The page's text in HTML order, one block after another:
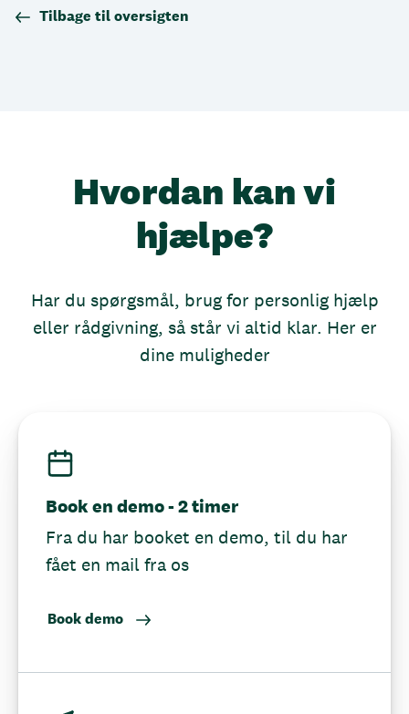
Tilbage til oversigten
Hvordan kan vi
hjælpe?
Har du spørgsmål, brug for personlig hjælp
eller rådgivning, så står vi altid klar. Her er
dine muligheder
Book en demo - 2 timer
Fra du har booket en demo, til du har
fået en mail fra os
Book demo